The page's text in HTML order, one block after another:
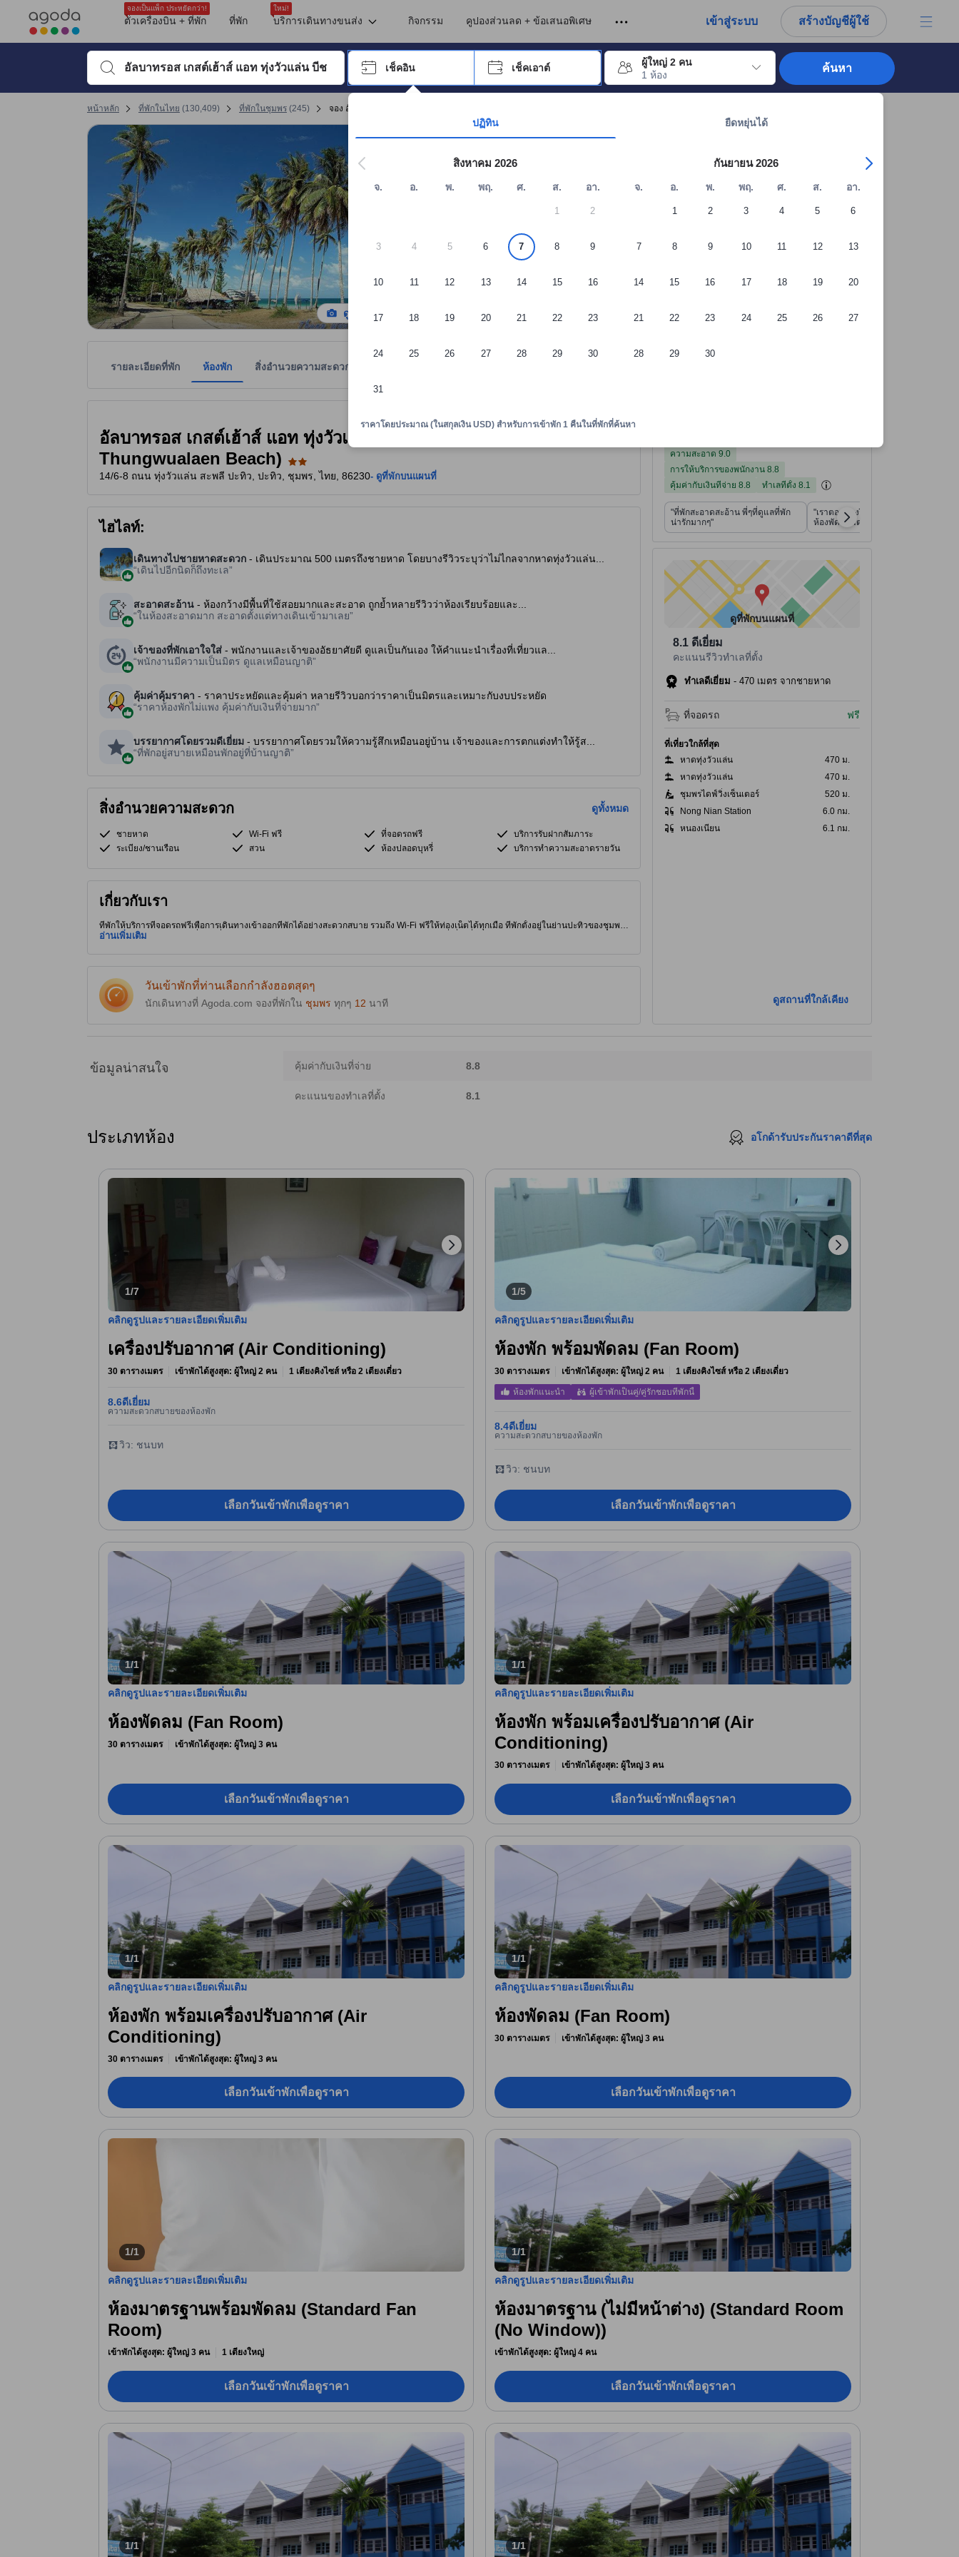
จองเป็นแพ็ก ประหยัดกว่า!
ตั๋วเครื่องบิน + ที่พัก ที่พัก
ใหม่!
บริการเดินทางขนส่ง กิจกรรม คูปองส่วนลด + ข้อเสนอพิเศษ เข้าสู่ระบบ สร้างบัญชีผู้ใช้
พิมพ์ชื่อที่พักหรือคำที่ต้องการค้นหา จากนั้นใช้ปุ่มลูกศรหรือปุ่ม Tab เพื่อเลื่อนหาคำที่ต้องการ แล้วกดปุ่ม Enter เพื่อเลือก
เช็คอิน เช็คเอาต์
ผู้ใหญ่ 2 คน
1 ห้อง
กด Enter เพื่อเลือกวันที่ ใช้ปุ่มลูกศรเพื่อเลือกวันเช็คอินและเช็คเอาต์ เมื่อไปถึงวันเช็คอินที่ต้องการ ให้กดปุ่ม Enter เพื่อเลือกวันเช็คอินดังกล่าว ทำซ้ำขั้นตอ
ปฏิทิน ยืดหยุ่นได้
สิงหาคม 2026
จ. อ. พ. พฤ. ศ. ส. อา.
1 2
3 4 5 6 7 8 9
10 11 12 13 14 15 16
17 18 19 20 21 22 23
24 25 26 27 28 29 30
31
กันยายน 2026
จ. อ. พ. พฤ. ศ. ส. อา.
1 2 3 4 5 6
7 8 9 10 11 12 13
14 15 16 17 18 19 20
21 22 23 24 25 26 27
28 29 30
ราคาโดยประมาณ (ในสกุลเงิน USD) สำหรับการเข้าพัก 1 คืนในที่พักที่ค้นหา
ค้นหา
หน้าหลัก ที่พักในไทย (130,409) ที่พักในชุมพร (245) จอง อัลบาทรอส เกสต์เฮ้าส์ แอท ทุ่งวัวแล่น บีช
ดูรูปทั้งหมด
รายละเอียดที่พัก ห้องพัก สิ่งอำนวยความสะดวก
อัลบาทรอส เกสต์เฮ้าส์ แอท ทุ่งวัวแล่น บีช (Albatross Guesthouse @
Thungwualaen Beach)
14/6-8 ถนน ทุ่งวัวแล่น สะพลี ปะทิว, ปะทิว, ชุมพร, ไทย, 86230- ดูที่พักบนแผนที่
ไฮไลท์:
เดินทางไปชายหาดสะดวก - เดินประมาณ 500 เมตรถึงชายหาด โดยบางรีวิวระบุว่าไม่ไกลจากหาดทุ่งวัวแล่น...
เดินไปอีกนิดก็ถึงทะเล
สะอาดสะอ้าน - ห้องกว้างมีพื้นที่ใช้สอยมากและสะอาด ถูกย้ำหลายรีวิวว่าห้องเรียบร้อยและ...
ในห้องสะอาดมาก สะอาดตั้งแต่ทางเดินเข้ามาเลย
เจ้าของที่พักเอาใจใส่ - พนักงานและเจ้าของอัธยาศัยดี ดูแลเป็นกันเอง ให้คำแนะนำเรื่องที่เที่ยวแล...
พนักงานมีความเป็นมิตร ดูแลเหมือนญาติ
คุ้มค่าคุ้มราคา - ราคาประหยัดและคุ้มค่า หลายรีวิวบอกว่าราคาเป็นมิตรและเหมาะกับงบประหยัด
ราคาห้องพักไม่แพง คุ้มค่ากับเงินที่จ่ายมาก
บรรยากาศโดยรวมดีเยี่ยม - บรรยากาศโดยรวมให้ความรู้สึกเหมือนอยู่บ้าน เจ้าของและการตกแต่งทำให้รู้ส...
ที่พักอยู่สบายเหมือนพักอยู่ที่บ้านญาติ
สิ่งอำนวยความสะดวก ดูทั้งหมด
ชายหาด Wi-Fi ฟรี ที่จอดรถฟรี
บริการรับฝากสัมภาระ
ระเบียง/ชานเรือน
สวน ห้องปลอดบุหรี่ บริการทำความสะอาดรายวัน
เกี่ยวกับเรา
ที่พักให้บริการที่จอดรถฟรีเพื่อการเดินทางเข้าออกที่พักได้อย่างสะดวกสบาย รวมถึง Wi-Fi ฟรีให้ท่องเน็ตได้ทุกเมื่อ ที่พักตั้งอยู่ในย่านปะทิวของชุมพร
ผู้เข้าพักจึงได้อยู่ใกล้สถานที่ท่องเที่ยวน่าสนใจและร้านอาหารอร่อยๆ ทริปยังไม่จบถ้าไม่ได้แวะไปที่เที่ยวชื่อดังอย่าง สนามบินชุมพร ด้วยอีกสักที่
อ่านเพิ่มเติม
วันเข้าพักที่ท่านเลือกกำลังฮอตสุดๆ
นักเดินทางที่ Agoda.com จองที่พักใน ชุมพร ทุกๆ 12 นาที
ความสะอาด 9.0
การให้บริการของพนักงาน 8.8
คุ้มค่ากับเงินที่จ่าย 8.8
ทำเลที่ตั้ง 8.1
"ที่พักสะอาดสะอ้าน​ พี่ๆที่ดูแลที่พัก
น่ารักมากๆ"
"เราตอนจองรีบไม่ทันได้ดูว่าเป็น
ห้องพัดลมแต่ในห้องสะอาดมาก"
ดูที่พักบนแผนที่
8.1 ดีเยี่ยม
คะแนนรีวิวทำเลที่ตั้ง
ทำเลดีเยี่ยม - 470 เมตร จากชายหาด
ที่จอดรถ ฟรี
ที่เที่ยวใกล้ที่สุด
หาดทุ่งวัวแล่น
470 ม.
หาดทุ่งวัวแล่น
470 ม.
ชุมพรไดฟ์วิ่งเซ็นเตอร์
520 ม.
Nong Nian Station
6.0 กม.
หนองเนียน
6.1 กม.
ดูสถานที่ใกล้เคียง
ข้อมูลน่าสนใจ คุ้มค่ากับเงินที่จ่าย 8.8
คะแนนของทำเลที่ตั้ง 8.1
ประเภทห้อง อโกด้ารับประกันราคาดีที่สุด
1/7
คลิกดูรูปและรายละเอียดเพิ่มเติม
เครื่องปรับอากาศ (Air Conditioning)
30 ตารางเมตร เข้าพักได้สูงสุด: ผู้ใหญ่ 2 คน 1 เตียงคิงไซส์ หรือ 2 เตียงเดี่ยว
8.6ดีเยี่ยม
ความสะดวกสบายของห้องพัก
วิว: ชนบท
เลือกวันเข้าพักเพื่อดูราคา
1/5
คลิกดูรูปและรายละเอียดเพิ่มเติม
ห้องพัก พร้อมพัดลม (Fan Room)
30 ตารางเมตร เข้าพักได้สูงสุด: ผู้ใหญ่ 2 คน 1 เตียงคิงไซส์ หรือ 2 เตียงเดี่ยว
ห้องพักแนะนำ ผู้เข้าพักเป็นคู่/คู่รักชอบที่พักนี้
8.4ดีเยี่ยม
ความสะดวกสบายของห้องพัก
วิว: ชนบท
เลือกวันเข้าพักเพื่อดูราคา
1/1
คลิกดูรูปและรายละเอียดเพิ่มเติม
ห้องพัดลม (Fan Room)
30 ตารางเมตร เข้าพักได้สูงสุด: ผู้ใหญ่ 3 คน
เลือกวันเข้าพักเพื่อดูราคา
1/1
คลิกดูรูปและรายละเอียดเพิ่มเติม
ห้องพัก พร้อมเครื่องปรับอากาศ (Air
Conditioning)
30 ตารางเมตร เข้าพักได้สูงสุด: ผู้ใหญ่ 3 คน
เลือกวันเข้าพักเพื่อดูราคา
1/1
คลิกดูรูปและรายละเอียดเพิ่มเติม
ห้องพัก พร้อมเครื่องปรับอากาศ (Air
Conditioning)
30 ตารางเมตร เข้าพักได้สูงสุด: ผู้ใหญ่ 3 คน
เลือกวันเข้าพักเพื่อดูราคา
1/1
คลิกดูรูปและรายละเอียดเพิ่มเติม
ห้องพัดลม (Fan Room)
30 ตารางเมตร เข้าพักได้สูงสุด: ผู้ใหญ่ 3 คน
เลือกวันเข้าพักเพื่อดูราคา
1/1
คลิกดูรูปและรายละเอียดเพิ่มเติม
ห้องมาตรฐานพร้อมพัดลม (Standard Fan
Room)
เข้าพักได้สูงสุด: ผู้ใหญ่ 3 คน 1 เตียงใหญ่
เลือกวันเข้าพักเพื่อดูราคา
1/1
คลิกดูรูปและรายละเอียดเพิ่มเติม
ห้องมาตรฐาน (ไม่มีหน้าต่าง) (Standard Room
(No Window))
เข้าพักได้สูงสุด: ผู้ใหญ่ 4 คน
เลือกวันเข้าพักเพื่อดูราคา
1/1 1/1
รีวิวทั้งหมดของอโกด้ามาจากผู้เข้าพักจริง ซึ่งเขียนหลังจากการเดินทางไปเข้าพัก ดังนั้น คะแนนรีวิวและความคิดเห็นที่แสดงบนอโกด้า จึงมาจากประสบการณ์ตรงของผู้เข้าพักอย่างแท้จริง
คะแนนรีวิวที่ได้รับล่าสุด
คะแนนรีวิว 10 ครั้งล่าสุดของที่พัก
8.8 8.8 8.0 8.0 8.0 8.4
ความสะอาด 9 เต็ม 10 คะแนน ถือว่าได้คะแนนสูงในชุมพร
การให้บริการของพนักงาน 8.8 เต็ม 10 คะแนน ถือว่าได้คะแนนสูงในชุมพร
คุ้มค่ากับเงินที่จ่าย 8.8 เต็ม 10 คะแนน ถือว่าได้คะแนนสูงในชุมพร
ทำเลที่ตั้ง 8.1 เต็ม 10 คะแนน ถือว่าได้คะแนนสูงในชุมพร
ความสะดวกสบายและคุณภาพของห้องพัก 8 เต็ม 10 คะแนน ถือว่าได้คะแนนสูงในชุมพร
สิ่งอำนวยความสะดวก 7.8 เต็ม 10 คะแนน ถือว่าได้คะแนนสูงในชุมพร
Mentioned in 32 reviews
Mentioned in 31 reviews
Mentioned in 26 reviews
Mentioned in 25 reviews
Mentioned in 17 reviews
Mentioned in 13 reviews
Mentioned in 10 reviews
ความสะดวกสบายของห้องพัก
Mentioned in 9 reviews
Mentioned in 8 reviews